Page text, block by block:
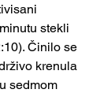
stekli
Činilo se
krenula
sedmom